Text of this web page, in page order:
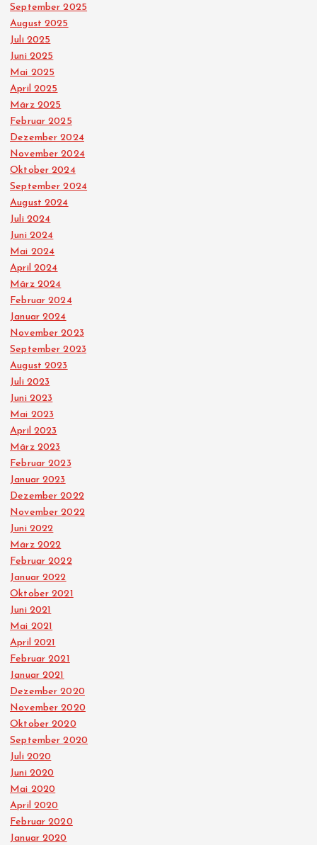
September 2025
August 2025
Juli 2025
Juni 2025
Mai 2025
April 2025
März 2025
Februar 2025
Dezember 2024
November 2024
Oktober 2024
September 2024
August 2024
Juli 2024
Juni 2024
Mai 2024
April 2024
März 2024
Februar 2024
Januar 2024
November 2023
September 2023
August 2023
Juli 2023
Juni 2023
Mai 2023
April 2023
März 2023
Februar 2023
Januar 2023
Dezember 2022
November 2022
Juni 2022
März 2022
Februar 2022
Januar 2022
Oktober 2021
Juni 2021
Mai 2021
April 2021
Februar 2021
Januar 2021
Dezember 2020
November 2020
Oktober 2020
September 2020
Juli 2020
Juni 2020
Mai 2020
April 2020
Februar 2020
Januar 2020